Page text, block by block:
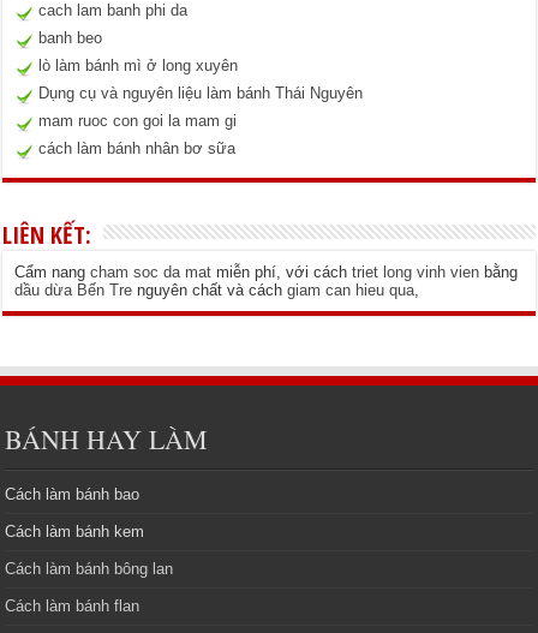
cach lam banh phi da
banh beo
lò làm bánh mì ở long xuyên
Dụng cụ và nguyên liệu làm bánh Thái Nguyên
mam ruoc con goi la mam gi
cách làm bánh nhân bơ sữa
LIÊN KẾT:
Cẩm nangcham soc da mat miễn phí, với cáchtriet long vinh vien bằng
dầu dừa Bến Tre nguyên chất và cáchgiam can hieu qua,
BÁNH HAY LÀM
Cách làm bánh bao
Cách làm bánh kem
Cách làm bánh bông lan
Cách làm bánh flan